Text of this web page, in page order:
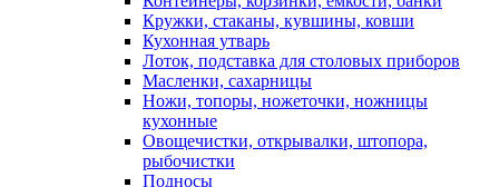
Кружки, стаканы, кувшины, ковши
Кухонная утварь
Лоток, подставка для столовых приборов
Масленки, сахарницы
Ножи, топоры, ножеточки, ножницы
кухонные
Овощечистки, открывалки, штопора,
рыбочистки
Подносы